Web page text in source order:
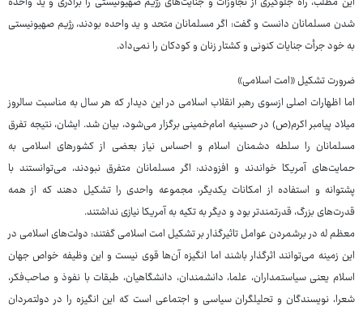
شدن مسلمانان دانست و گفت: اگر مسلمانان متحد و ید واحده بودند، رژیم صهیونیستی
به خود جرأت جنایات کنونی و کشتار زنان و کودکان را نمی‌داد.
ضرورت تشکیل «امت اسلامی»
اما اظهارات اصلی ازسوی رهبر انقلاب اسلامی در این دیدار که هر سال به مناسبت سالروز
میلاد پیامبر اکرم(ص) در حسینیه امام‌خمینی برگزار می‌شود، بیان شد. ایشان، نتیجه تفرق
مسلمانان را سلطه دشمنان اسلام و احساس نیاز بعضی از کشورهای اسلامی به
حمایت‌های آمریکا خواندند و افزودند: اگر مسلمانان متفرق نبودند، می‌توانستند با
پشتوانه و استفاده از امکانات یکدیگر، مجموعه واحدی را تشکیل دهند که از همه
قدرت‌های بزرگ، قدرتمندتر بود و دیگر به تکیه به آمریکا نیازی نداشتند.
معظم له در برشمردن عوامل تاثیرگذار بر تشکیل امت اسلامی گفتند: دولت‌های اسلامی در
این زمینه می‌توانند اثرگذار باشند اما انگیزه آن‌ها قوی نیست و این وظیفه خواص جهان
اسلام یعنی سیاستمداران، علما، دانشمندان، دانشگاهیان، طبقات با نفوذ و صاحب‌فکر،
شعرا، نویسندگان و تحلیلگران سیاسی و اجتماعی است که این انگیزه را در دولتمردان